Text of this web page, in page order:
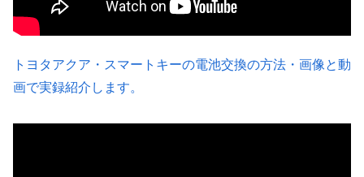
トヨタアクア・スマートキーの電池交換の方法・画像と動
画で実録紹介します。